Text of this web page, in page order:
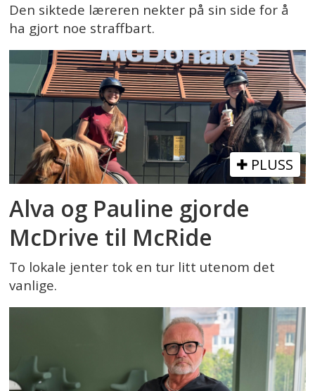
Den siktede læreren nekter på sin side for å
ha gjort noe straffbart.
PLUSS
Alva og Pauline gjorde
McDrive til McRide
To lokale jenter tok en tur litt utenom det
vanlige.